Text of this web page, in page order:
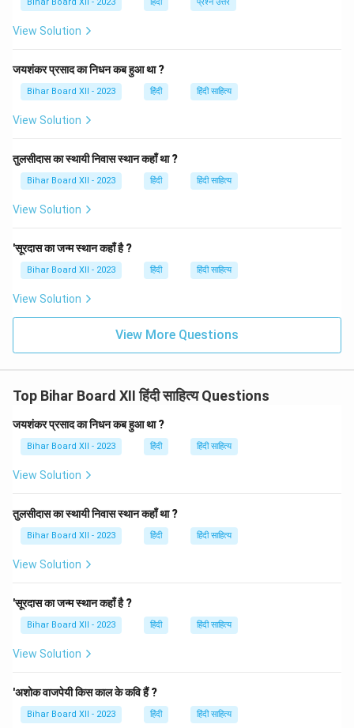
वास्तविकताओं को दर्शाया है, जो आज भी बहुत से व्यक्तियों की ज़िन्दगी
में नकारात्मक प्रभाव डालती हैं। यह पात्र विशेष रूप से समाज के
परिस्थितियों से उबर नहीं पाते।
View Solution
जयशंकर प्रसाद का निधन कब हुआ था ?
Bihar Board XII - 2023 हिंदी हिंदी साहित्य
View Solution
तुलसीदास का स्थायी निवास स्थान कहाँ था ?
Bihar Board XII - 2023 हिंदी हिंदी साहित्य
View Solution
'सूरदास का जन्म स्थान कहाँ है ?
Bihar Board XII - 2023 हिंदी हिंदी साहित्य
View Solution
View More Questions
Top Bihar Board XII हिंदी साहित्य Questions
जयशंकर प्रसाद का निधन कब हुआ था ?
Bihar Board XII - 2023 हिंदी हिंदी साहित्य
View Solution
तुलसीदास का स्थायी निवास स्थान कहाँ था ?
Bihar Board XII - 2023 हिंदी हिंदी साहित्य
View Solution
'सूरदास का जन्म स्थान कहाँ है ?
Bihar Board XII - 2023 हिंदी हिंदी साहित्य
View Solution
'अशोक वाजपेयी किस काल के कवि हैं ?
Bihar Board XII - 2023 हिंदी हिंदी साहित्य